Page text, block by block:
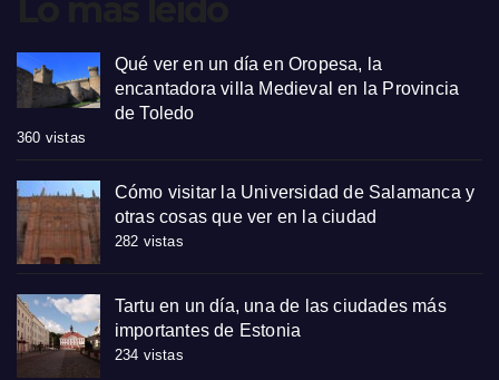
Qué ver en un día en Oropesa, la
encantadora villa Medieval en la Provincia
de Toledo
360 vistas
Cómo visitar la Universidad de Salamanca y
otras cosas que ver en la ciudad
282 vistas
Tartu en un día, una de las ciudades más
importantes de Estonia
234 vistas